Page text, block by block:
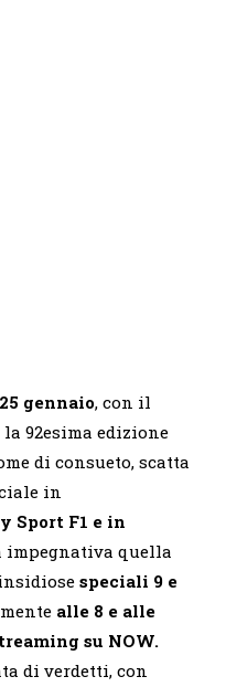
gennaio, con il
92esima edizione
di consueto, scatta
in
Sport F1 e in
impegnativa quella
speciali 9 e
alle 8 e alle
su NOW.
di verdetti, con